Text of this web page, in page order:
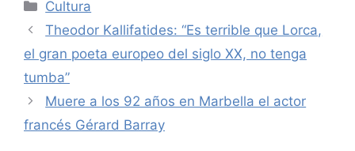
Categories
Cultura
Theodor Kallifatides: “Es terrible que Lorca,
el gran poeta europeo del siglo XX, no tenga
tumba”
Muere a los 92 años en Marbella el actor
francés Gérard Barray